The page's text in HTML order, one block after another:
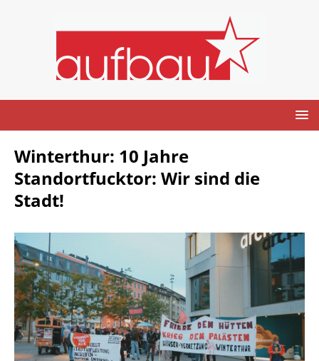
Winterthur: 10 Jahre
Standortfucktor: Wir sind die
Stadt!